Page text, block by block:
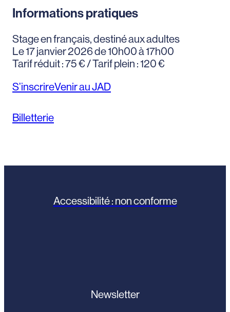
Informations pratiques
Stage en français, destiné aux adultes
Le 17 janvier 2026 de 10h00 à 17h00
Tarif réduit : 75 € / Tarif plein : 120 €
S’inscrireVenir au JAD
Billetterie
Accessibilité : non conforme
Newsletter